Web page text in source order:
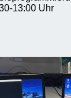
13:00 Uhr